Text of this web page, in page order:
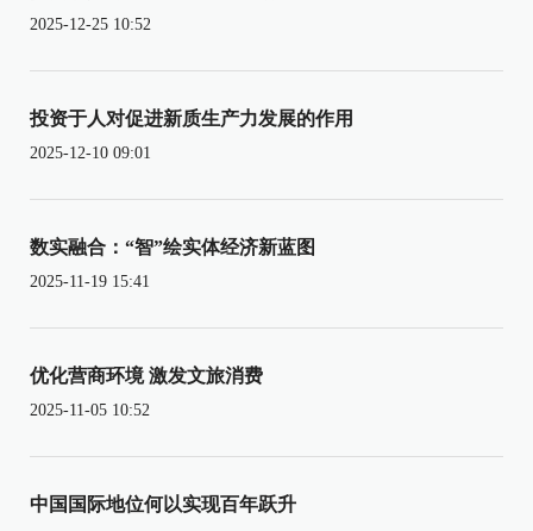
2025-12-25 10:52
投资于人对促进新质生产力发展的作用
2025-12-10 09:01
数实融合：“智”绘实体经济新蓝图
2025-11-19 15:41
优化营商环境 激发文旅消费
2025-11-05 10:52
中国国际地位何以实现百年跃升